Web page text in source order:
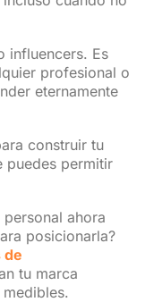
influencers. Es
profesional o
eternamente
construir tu
puedes permitir
ahora
posicionarla?
de
tu marca